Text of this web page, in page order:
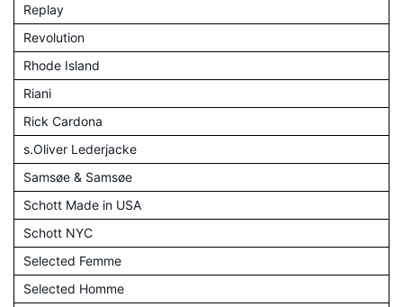
Replay
Revolution
Rhode Island
Riani
Rick Cardona
s.Oliver Lederjacke
Samsøe & Samsøe
Schott Made in USA
Schott NYC
Selected Femme
Selected Homme